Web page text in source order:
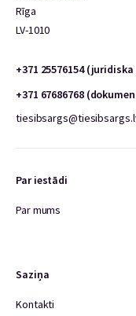
Rīga
LV-1010
+371 25576154
+371 67686768
Par iestādi
Par mums
Saziņa
Kontakti